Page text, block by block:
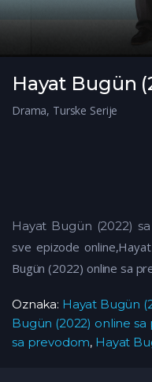
Hayat Bugün
Drama, Turske Serije
Hayat Bugün (2022)
sve epizode
Bugün (2022) online sa
Oznaka: Hayat Bugün
Bugün (2022) online
sa prevodom, Hayat